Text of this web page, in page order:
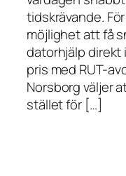
tidskrävande.
möjlighet att få
datorhjälp direkt
pris med RUT-
Norsborg väljer
stället för […]